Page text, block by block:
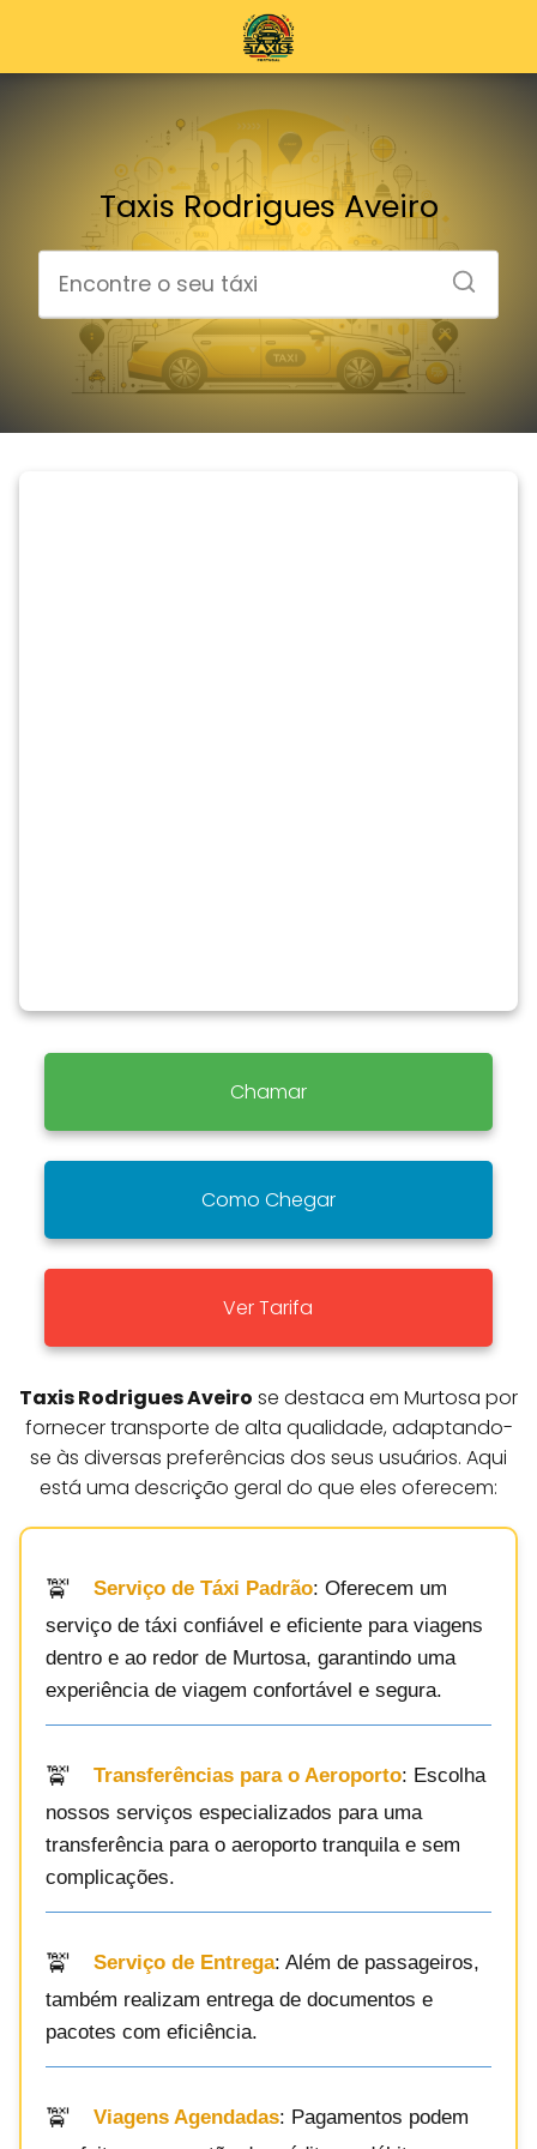
Taxis Rodrigues Aveiro
Chamar
Como Chegar
Ver Tarifa
Taxis Rodrigues Aveiro se destaca em Murtosa por
fornecer transporte de alta qualidade, adaptando-
se às diversas preferências dos seus usuários. Aqui
está uma descrição geral do que eles oferecem:
Serviço de Táxi Padrão: Oferecem um
serviço de táxi confiável e eficiente para viagens
dentro e ao redor de Murtosa, garantindo uma
experiência de viagem confortável e segura.
Transferências para o Aeroporto: Escolha
nossos serviços especializados para uma
transferência para o aeroporto tranquila e sem
complicações.
Serviço de Entrega: Além de passageiros,
também realizam entrega de documentos e
pacotes com eficiência.
Viagens Agendadas: Pagamentos podem